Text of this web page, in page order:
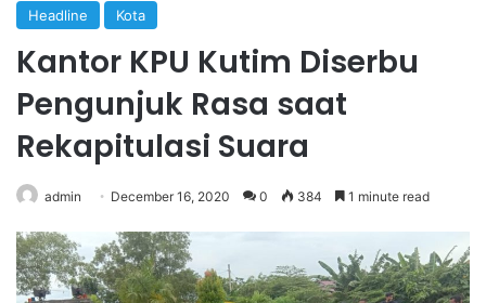
Headline Kota
Kantor KPU Kutim Diserbu
Pengunjuk Rasa saat
Rekapitulasi Suara
admin December 16, 2020 0 384 1 minute read